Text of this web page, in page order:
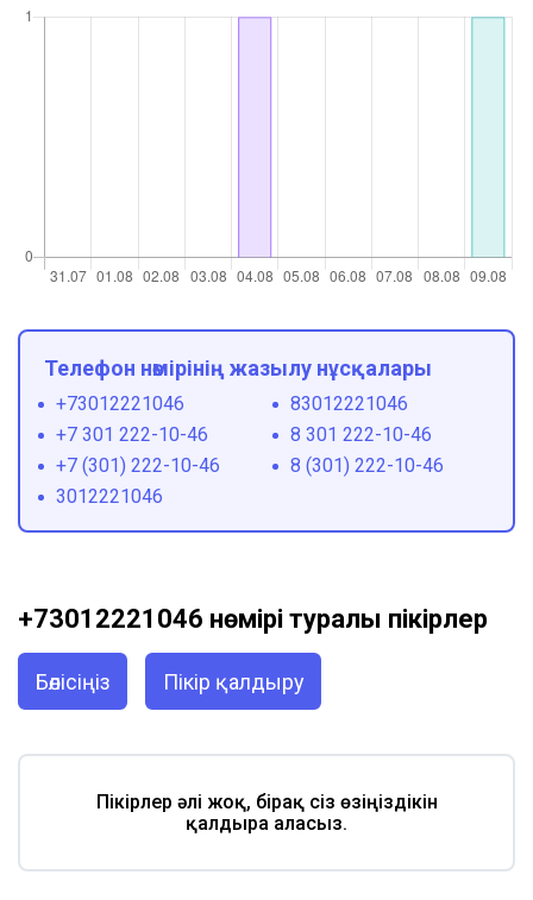
Телефон нөмірінің жазылу нұсқалары
+73012221046
83012221046
+7 301 222-10-46
8 301 222-10-46
+7 (301) 222-10-46
8 (301) 222-10-46
3012221046
+73012221046 нөмірі туралы пікірлер
Бөлісіңіз Пікір қалдыру
Пікірлер әлі жоқ, бірақ сіз өзіңіздікін
қалдыра аласыз.